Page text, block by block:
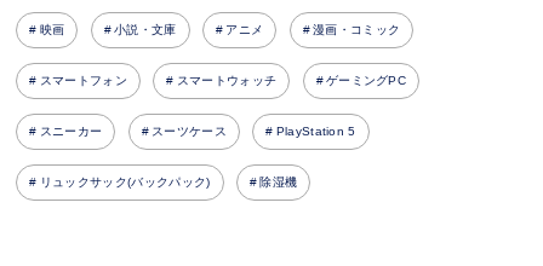
映画 小説・文庫 アニメ 漫画・コミック
スマートフォン スマートウォッチ ゲーミングPC
スニーカー スーツケース PlayStation 5
リュックサック(バックパック) 除湿機